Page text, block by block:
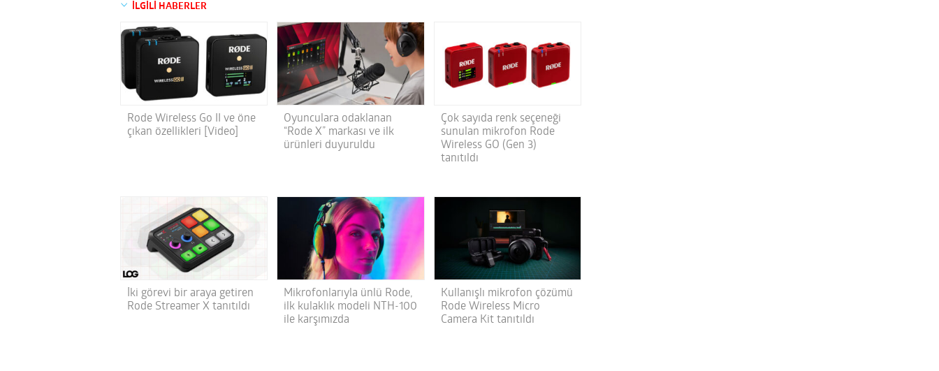
İLGİLİ HABERLER
Rode Wireless Go II ve öne
çıkan özellikleri [Video]
Oyunculara odaklanan
“Rode X” markası ve ilk
ürünleri duyuruldu
Çok sayıda renk seçeneği
sunulan mikrofon Rode
Wireless GO (Gen 3)
tanıtıldı
İki görevi bir araya getiren
Rode Streamer X tanıtıldı
Mikrofonlarıyla ünlü Rode,
ilk kulaklık modeli NTH-100
ile karşımızda
Kullanışlı mikrofon çözümü
Rode Wireless Micro
Camera Kit tanıtıldı